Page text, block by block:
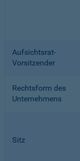
Aufsichtsrat-
Vorsitzender
Rechtsform des
Unternehmens
Sitz